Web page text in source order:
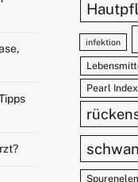
infektion
Pearl Index